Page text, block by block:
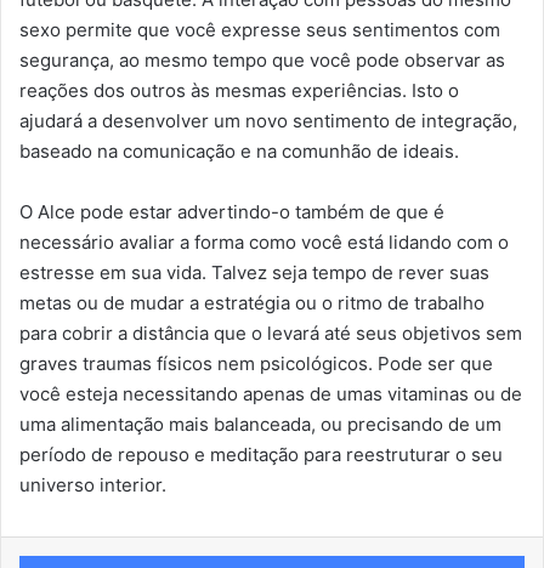
sexo permite que você expresse seus sentimentos com
segurança, ao mesmo tempo que você pode observar as
reações dos outros às mesmas experiências. Isto o
ajudará a desenvolver um novo sentimento de integração,
baseado na comunicação e na comunhão de ideais.
O Alce pode estar advertindo-o também de que é
necessário avaliar a forma como você está lidando com o
estresse em sua vida. Talvez seja tempo de rever suas
metas ou de mudar a estratégia ou o ritmo de trabalho
para cobrir a distância que o levará até seus objetivos sem
graves traumas físicos nem psicológicos. Pode ser que
você esteja necessitando apenas de umas vitaminas ou de
uma alimentação mais balanceada, ou precisando de um
período de repouso e meditação para reestruturar o seu
universo interior.